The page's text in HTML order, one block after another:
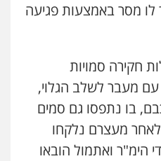
מעצרים וחקירות
לו מסר באמצעות פגיעה
חקירה סמויות
עם מעבר לשלב הגלוי,
בו נתפסו גם סמים
כ-370 גרם. לאחר מעצרם נלקחו
הימ"ר ואתמול הובאו